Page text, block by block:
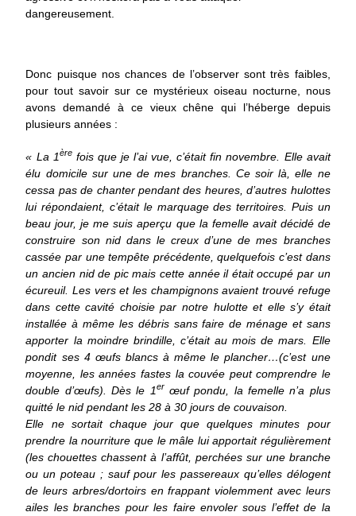
dangereusement.
Donc puisque nos chances de l’observer sont très faibles,
pour tout savoir sur ce mystérieux oiseau nocturne, nous
avons demandé à ce vieux chêne qui l’héberge depuis
plusieurs années :
« La 1èrefois que je l’ai vue, c’était fin novembre. Elle avait
élu domicile sur une de mes branches. Ce soir là, elle ne
cessa pas de chanter pendant des heures, d’autres hulottes
lui répondaient, c’était le marquage des territoires. Puis un
beau jour, je me suis aperçu que la femelle avait décidé de
construire son nid dans le creux d’une de mes branches
cassée par une tempête précédente, quelquefois c’est dans
un ancien nid de pic mais cette année il était occupé par un
écureuil. Les vers et les champignons avaient trouvé refuge
dans cette cavité choisie par notre hulotte et elle s’y était
installée à même les débris sans faire de ménage et sans
apporter la moindre brindille, c’était au mois de mars. Elle
pondit ses 4 œufs blancs à même le plancher…(c’est une
moyenne, les années fastes la couvée peut comprendre le
double d’œufs). Dès le 1er œuf pondu, la femelle n’a plus
quitté le nid pendant les 28 à 30 jours de couvaison.
Elle ne sortait chaque jour que quelques minutes pour
prendre la nourriture que le mâle lui apportait régulièrement
(les chouettes chassent à l’affût, perchées sur une branche
ou un poteau ; sauf pour les passereaux qu’elles délogent
de leurs arbres/dortoirs en frappant violemment avec leurs
ailes les branches pour les faire envoler sous l’effet de la